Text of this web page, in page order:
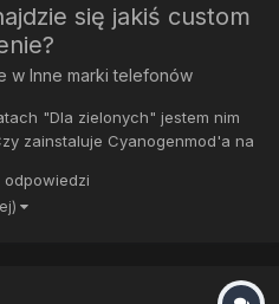
się jakiś custom
w Inne marki telefonów
"Dla zielonych" jestem nim
zainstaluje Cyanogenmod'a na
tego, że obsługuje cyanomod
odpowiedzi